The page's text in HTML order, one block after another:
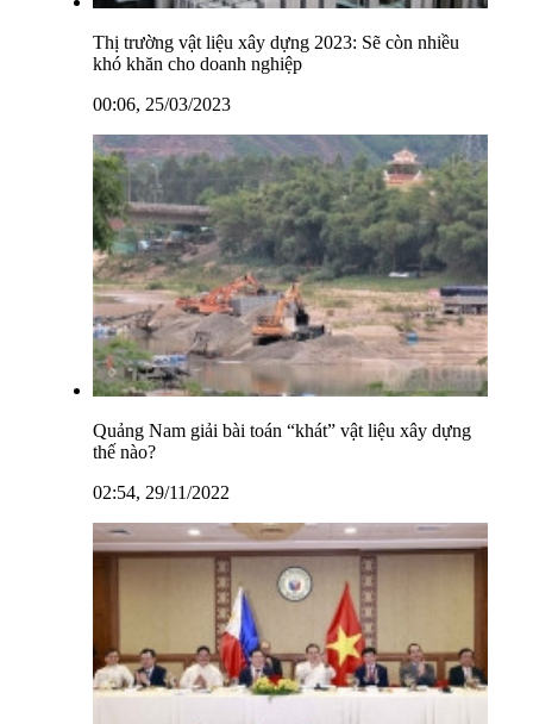
Thị trường vật liệu xây dựng 2023: Sẽ còn nhiều
khó khăn cho doanh nghiệp
00:06, 25/03/2023
Quảng Nam giải bài toán “khát” vật liệu xây dựng
thế nào?
02:54, 29/11/2022